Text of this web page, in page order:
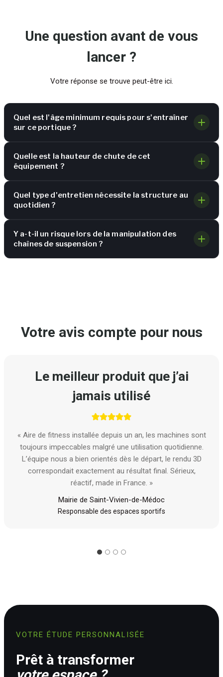
Une question avant de vous
lancer ?
Votre réponse se trouve peut-être ici.
Quel est l'âge minimum requis pour s'entraîner
sur ce portique ?
Quelle est la hauteur de chute de cet
équipement ?
Quel type d'entretien nécessite la structure au
quotidien ?
Y a-t-il un risque lors de la manipulation des
chaînes de suspension ?
Votre avis compte pour nous
Le meilleur produit que j’ai
jamais utilisé
« Aire de fitness installée depuis un an, les machines sont
toujours impeccables malgré une utilisation quotidienne.
L’équipe nous a bien orientés dès le départ, le rendu 3D
correspondait exactement au résultat final. Sérieux,
réactif, made in France. »
Mairie de Saint-Vivien-de-Médoc
Responsable des espaces sportifs
VOTRE ÉTUDE PERSONNALISÉE
Prêt à transformer